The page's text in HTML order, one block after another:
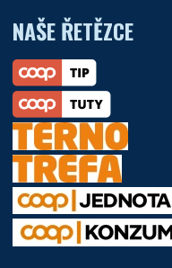
NAŠE ŘETĚZCE